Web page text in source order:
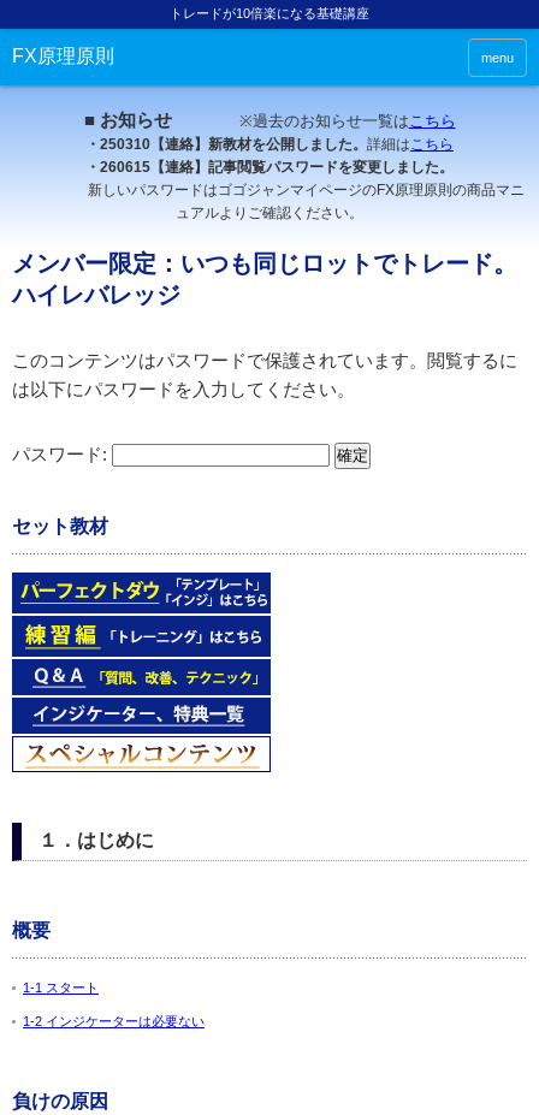
トレードが10倍楽になる基礎講座
FX原理原則 menu
■ お知らせ ※過去のお知らせ一覧はこちら
・250310【連絡】新教材を公開しました。 詳細はこちら
・260615【連絡】記事閲覧パスワードを変更しました。
新しいパスワードはゴゴジャンマイページのFX原理原則の商品マニ
ュアルよりご確認ください。
メンバー限定：いつも同じロットでトレード。
ハイレバレッジ
このコンテンツはパスワードで保護されています。閲覧するに
は以下にパスワードを入力してください。
パスワード:
セット教材
１．はじめに
概要
1-1 スタート
1-2 インジケーターは必要ない
負けの原因